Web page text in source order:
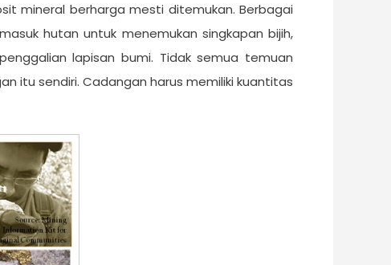
mineral berharga mesti ditemukan. Berbagai
hutan untuk menemukan singkapan bijih,
lapisan bumi. Tidak semua temuan
itu sendiri. Cadangan harus memiliki kuantitas